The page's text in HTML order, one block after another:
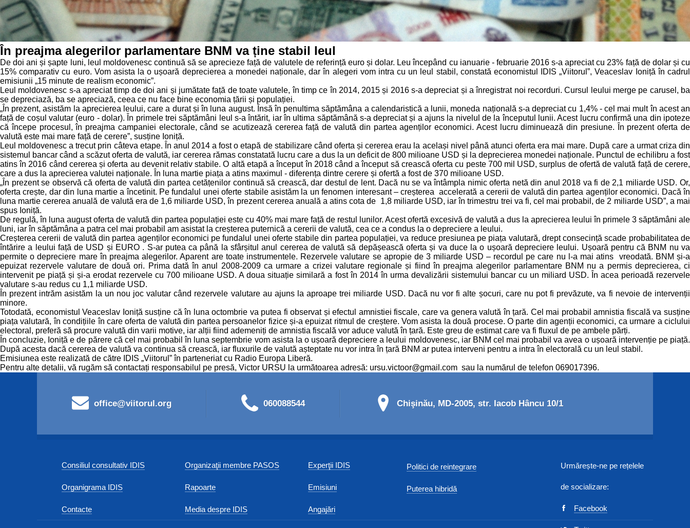
În preajma alegerilor parlamentare BNM va ține stabil leul
De doi ani și șapte luni, leul moldovenesc continuă să se aprecieze față de valutele de referință euro și dolar. Leu începând cu ianuarie - februarie 2016 s-a apreciat cu 23% față de dolar și cu
15% comparativ cu euro. Vom asista la o ușoară deprecierea a monedei naționale, dar în alegeri vom intra cu un leul stabil, constată economistul IDIS „Viitorul”, Veaceslav Ioniță în cadrul
emisiunii „15 minute de realism economic”.
Leul moldovenesc s-a apreciat timp de doi ani și jumătate față de toate valutele, în timp ce în 2014, 2015 și 2016 s-a depreciat și a înregistrat noi recorduri. Cursul leului merge pe carusel, ba
se depreciază, ba se apreciază, ceea ce nu face bine economia țării și populației.
„În prezent, asistăm la aprecierea leului, care a durat și în luna august. Însă în penultima săptămâna a calendaristică a lunii, moneda națională s-a depreciat cu 1,4% - cel mai mult în acest an
față de coșul valutar (euro - dolar). În primele trei săptămâni leul s-a întărit, iar în ultima săptămână s-a depreciat și a ajuns la nivelul de la începutul lunii. Acest lucru confirmă una din ipoteze
că începe procesul, în preajma campaniei electorale, când se acutizează cererea față de valută din partea agenților economici. Acest lucru diminuează din presiune. În prezent oferta de
valută este mai mare față de cerere”, susține Ioniță.
Leul moldovenesc a trecut prin câteva etape. În anul 2014 a fost o etapă de stabilizare când oferta și cererea erau la același nivel până atunci oferta era mai mare. După care a urmat criza din
sistemul bancar când a scăzut oferta de valută, iar cererea rămas constatată lucru care a dus la un deficit de 800 milioane USD și la deprecierea monedei naționale. Punctul de echilibru a fost
atins în 2016 când cererea și oferta au devenit relativ stabile. O altă etapă a început în 2018 când a început să crească oferta cu peste 700 mil USD, surplus de ofertă de valută față de cerere,
care a dus la aprecierea valutei naționale. În luna martie piața a atins maximul - diferența dintre cerere și ofertă a fost de 370 milioane USD.
„În prezent se observă că oferta de valută din partea cetățenilor continuă să crească, dar destul de lent. Dacă nu se va întâmpla nimic oferta netă din anul 2018 va fi de 2,1 miliarde USD. Or,
oferta crește, dar din luna martie a încetinit. Pe fundalul unei oferte stabile asistăm la un fenomen interesant – creșterea accelerată a cererii de valută din partea agenților economici. Dacă în
luna martie cererea anuală de valută era de 1,6 miliarde USD, în prezent cererea anuală a atins cota de 1,8 miliarde USD, iar în trimestru trei va fi, cel mai probabil, de 2 miliarde USD”, a mai
spus Ioniță.
De regulă, în luna august oferta de valută din partea populației este cu 40% mai mare față de restul lunilor. Acest ofertă excesivă de valută a dus la aprecierea leului în primele 3 săptămâni ale
luni, iar în săptămâna a patra cel mai probabil am asistat la creșterea puternică a cererii de valută, cea ce a condus la o depreciere a leului.
Creșterea cererii de valută din partea agenților economici pe fundalul unei oferte stabile din partea populației, va reduce presiunea pe piața valutară, drept consecință scade probabilitatea de
întărire a leului față de USD și EURO . S-ar putea ca până la sfârșitul anul cererea de valută să depășească oferta și va duce la o ușoară depreciere leului. Ușoară pentru că BNM nu va
permite o depreciere mare în preajma alegerilor. Aparent are toate instrumentele. Rezervele valutare se apropie de 3 miliarde USD – recordul pe care nu l-a mai atins vreodată. BNM și-a
epuizat rezervele valutare de două ori. Prima dată în anul 2008-2009 ca urmare a crizei valutare regionale și fiind în preajma alegerilor parlamentare BNM nu a permis deprecierea, ci
intervenit pe piață și și-a erodat rezervele cu 700 milioane USD. A doua situație similară a fost în 2014 în urma devalizării sistemului bancar cu un miliard USD. În acea perioadă rezervele
valutare s-au redus cu 1,1 miliarde USD.
În prezent intrăm asistăm la un nou joc valutar când rezervele valutare au ajuns la aproape trei miliarde USD. Dacă nu vor fi alte șocuri, care nu pot fi prevăzute, va fi nevoie de intervenții
minore.
Totodată, economistul Veaceslav Ioniță susține că în luna octombrie va putea fi observat și efectul amnistiei fiscale, care va genera valută în țară. Cel mai probabil amnistia fiscală va susține
piața valutară, în condițiile în care oferta de valută din partea persoanelor fizice și-a epuizat ritmul de creștere. Vom asista la două procese. O parte din agenții economici, ca urmare a ciclului
electoral, preferă să procure valută din varii motive, iar alții fiind ademeniți de amnistia fiscală vor aduce valută în țară. Este greu de estimat care va fi fluxul de pe ambele părți.
În concluzie, Ioniță e de părere că cel mai probabil în luna septembrie vom asista la o ușoară depreciere a leului moldovenesc, iar BNM cel mai probabil va avea o ușoară intervenție pe piață.
După acesta dacă cererea de valută va continua să crească, iar fluxurile de valută așteptate nu vor intra în țară BNM ar putea interveni pentru a intra în electorală cu un leul stabil.
Emisiunea este realizată de către IDIS „Viitorul” în parteneriat cu Radio Europa Liberă.
Pentru alte detalii, vă rugăm să contactați responsabilul pe presă, Victor URSU la următoarea adresă: ursu.victoor@gmail.com sau la numărul de telefon 069017396.
office@viitorul.org 060088544 Chişinău, MD-2005, str. Iacob Hâncu 10/1
Consiliul consultativ IDIS
Organigrama IDIS
Contacte
Organizaţii membre PASOS
Rapoarte
Media despre IDIS
Experţii IDIS
Emisiuni
Angajări
Politici de reintegrare
Puterea hibridă
Urmărește-ne pe rețelele
de socializare:
Facebook